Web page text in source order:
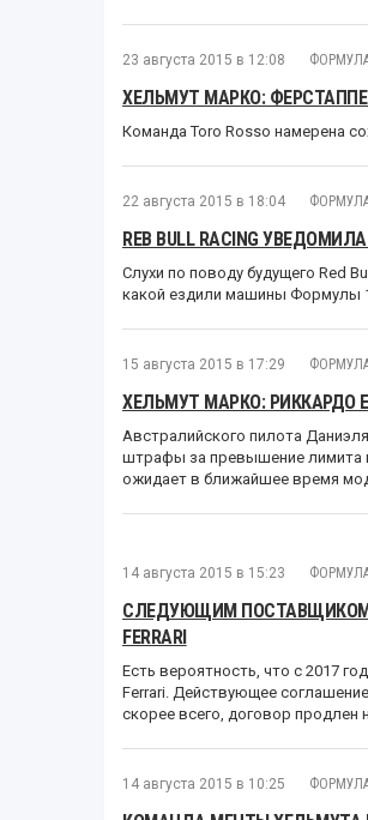
23 августа 2015 в 12:08
ХЕЛЬМУТ МАРКО:
Команда Toro Rosso намерена
22 августа 2015 в 18:04
REB BULL RACING
Слухи по поводу будущего Red
какой ездили машины Формулы 1
15 августа 2015 в 17:29
ХЕЛЬМУТ МАРКО:
Австралийского пилота
штрафы за превышение лимита
ожидает в ближайшее время
14 августа 2015 в 15:23
СЛЕДУЮЩИМ ПОСТАВЩИКОМ
FERRARI
Есть вероятность, что с 2017
Ferrari. Действующее соглашение
скорее всего, договор продлен
14 августа 2015 в 10:25